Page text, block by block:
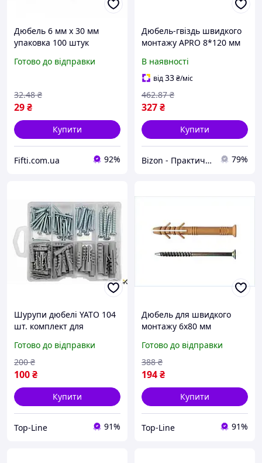
Дюбель 6 мм х 30 мм
упаковка 100 штук
Готово до відправки
29₴
32.48 ₴
Купити
Fifti.com.ua 92%
Дюбель-гвіздь швидкого
монтажу APRO 8*120 мм
стін кріпильний елемент
для монтажу BZN
В наявності
від33₴/міс
327₴
462.87 ₴
Купити
Bizon - Практичні рішення для дому та саду! 79%
Шурупи дюбелі YATO 104
шт. комплект для
будівництві та ремонті
Готово до відправки
100₴
200 ₴
Купити
Top-Line 91%
Дюбель для швидкого
монтажу 6х80 мм
матеріалів 100 штук в
упаковці
Готово до відправки
194₴
388 ₴
Купити
Top-Line 91%